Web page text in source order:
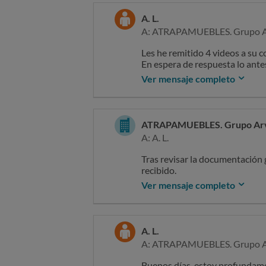
A. L.
A: ATRAPAMUEBLES. Grupo
Les he remitido 4 videos a su
En espera de respuesta lo
cual no queremos por su
Ver mensaje completo
ATRAPAMUEBLES. Grupo
A: A. L.
Tras revisar la
recibido.
En relación con el mecanismo
recta y alineada, evitando
Respecto a la dureza del
comodidad es un aspecto
usuario
En cuanto al módulo
Ver mensaje completo
A. L.
A: ATRAPAMUEBLES. Grupo